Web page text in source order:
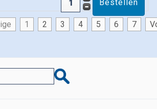
1 2 3 4 5 6 7